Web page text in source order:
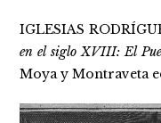
IGLESIAS
en el siglo XVIII: El
Moya y Montraveta